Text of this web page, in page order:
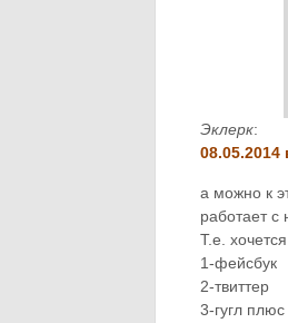
Эклерк:
08.05.2014
а можно к
работает с
Т.е.
1-фейсбук
2-твиттер
3-гугл плюс